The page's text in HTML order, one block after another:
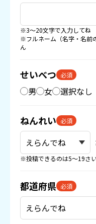
※3〜20文字で入力してね
※フルネーム（名字・名前
ん
せいべつ 必須
男 女 選択なし
ねんれい 必須
※投稿できるのは5〜19さ
都道府県 必須